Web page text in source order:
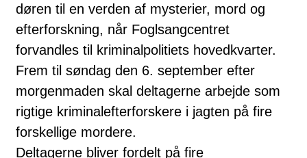
døren til en verden af mysterier, mord og
efterforskning, når Foglsangcentret
forvandles til kriminalpolitiets hovedkvarter.
Frem til søndag den 6. september efter
morgenmaden skal deltagerne arbejde som
rigtige kriminalefterforskere i jagten på fire
forskellige mordere.
Deltagerne bliver fordelt på fire